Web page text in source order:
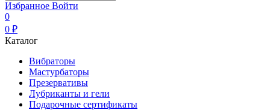
Избранное Войти
0
0 ₽
Каталог
Вибраторы
Мастурбаторы
Презервативы
Лубриканты и гели
Подарочные сертификаты